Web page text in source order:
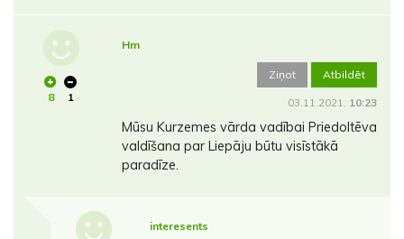
8 1
Hm
Ziņot Atbildēt
03.11.2021. 10:23
Mūsu Kurzemes vārda vadībai Priedoltēva
valdīšana par Liepāju būtu visīstākā
paradīze.
interesents